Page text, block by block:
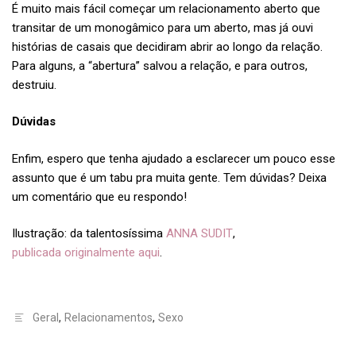
É muito mais fácil começar um relacionamento aberto que
transitar de um monogâmico para um aberto, mas já ouvi
histórias de casais que decidiram abrir ao longo da relação.
Para alguns, a “abertura” salvou a relação, e para outros,
destruiu.
Dúvidas
Enfim, espero que tenha ajudado a esclarecer um pouco esse
assunto que é um tabu pra muita gente. Tem dúvidas? Deixa
um comentário que eu respondo!
Ilustração: da talentosíssima ANNA SUDIT,
publicada originalmente aqui.
Geral, Relacionamentos, Sexo